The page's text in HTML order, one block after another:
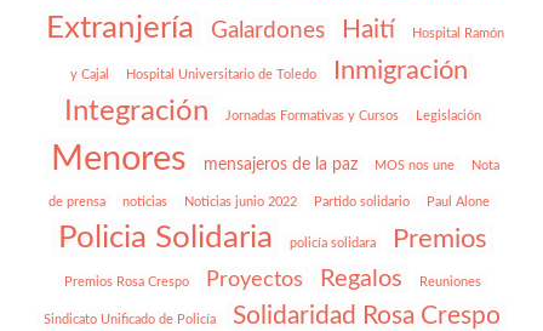
Extranjería Galardones Haití Hospital Ramón
y Cajal Hospital Universitario de Toledo Inmigración
Integración Jornadas Formativas y Cursos Legislación
Menores mensajeros de la paz MOS nos une Nota
de prensa noticias Noticias junio 2022 Partido solidario Paul Alone
Policia Solidaria policía solidara Premios
Premios Rosa Crespo Proyectos Regalos Reuniones
Sindicato Unificado de Policía Solidaridad Rosa Crespo